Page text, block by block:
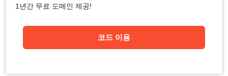
1년간 무료 도메인 제공!
코드 이용